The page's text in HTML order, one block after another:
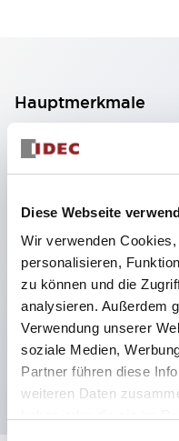
Diese Webseite
Wir verwenden
personalisieren,
zu können und die
analysieren. Außerdem
Verwendung unserer
soziale Medien,
Partner führen diese
weiteren Daten
Hauptmerkmale
2-Kontakt-Block
Kontakt-
Isolierung zwischen
59,9 mm (※ 22-
Platzsparendes
Sicherheitsstruktur
Freisetzung,
Fingerschutzstruktur